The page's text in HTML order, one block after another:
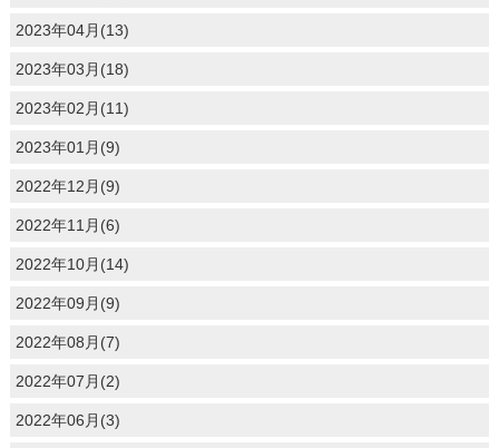
2023年04月(13)
2023年03月(18)
2023年02月(11)
2023年01月(9)
2022年12月(9)
2022年11月(6)
2022年10月(14)
2022年09月(9)
2022年08月(7)
2022年07月(2)
2022年06月(3)